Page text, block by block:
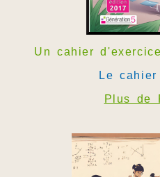
Un cahier
Le
Plus de